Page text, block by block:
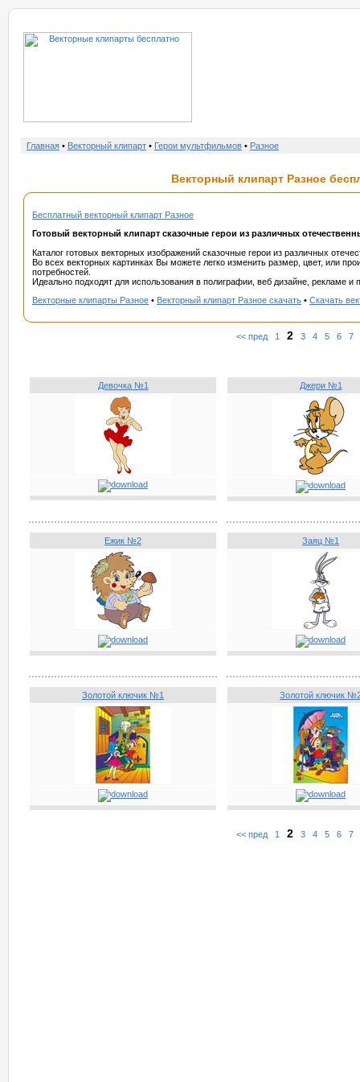
Главная • Векторный клипарт • Герои мультфильмов • Разное
Векторный клипарт Разное
Бесплатный векторный клипарт Разное
Готовый векторный клипарт сказочные герои из различных
Каталог готовых векторных изображений сказочные герои из различных
Во всех векторных картинках Вы можете легко изменить размер, цвет, или
потребностей.
Идеально подходят для использования в полиграфии, веб дизайне, рекламе и
Векторные клипарты Разное • Векторный клипарт Разное скачать • Скачать
<< пред 1 2 3 4 5 6 7
Девочка №1 Джери №1
Ежик №2 Заяц №1
Золотой ключик №1 Золотой ключик
<< пред 1 2 3 4 5 6 7